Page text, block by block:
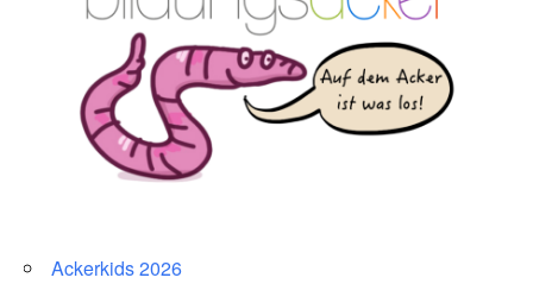
Ackerkids 2026